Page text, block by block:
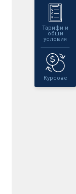
Тарифи и
общи
условия
Курсове